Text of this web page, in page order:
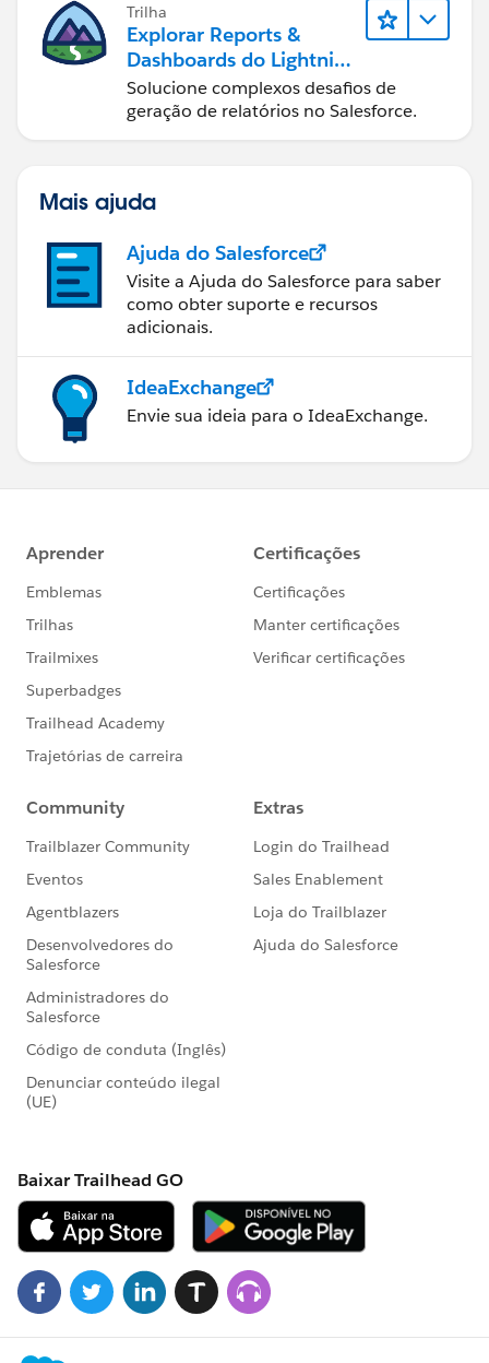
Trilha
Explorar Reports &
Dashboards do Lightning
Experience
Solucione complexos desafios de
geração de relatórios no Salesforce.
Mais ajuda
Ajuda do Salesforce
Visite a Ajuda do Salesforce para saber
como obter suporte e recursos
adicionais.
IdeaExchange
Envie sua ideia para o IdeaExchange.